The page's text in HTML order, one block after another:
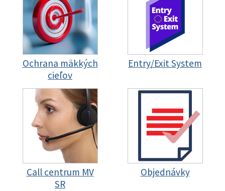
Ochrana mäkkých
cieľov
Entry/Exit System
Call centrum MV
SR
Objednávky